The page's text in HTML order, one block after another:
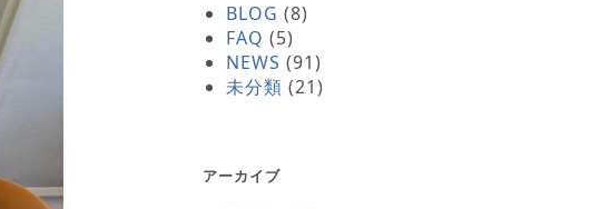
BLOG (8)
FAQ (5)
NEWS (91)
未分類 (21)
アーカイブ